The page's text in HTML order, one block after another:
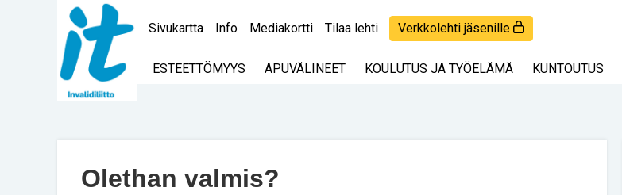
Sivukartta Info Mediakortti Tilaa lehti Verkkolehti jäsenille
ESTEETTÖMYYS APUVÄLINEET KOULUTUS JA TYÖELÄMÄ KUNTOUTUS
Olethan valmis?